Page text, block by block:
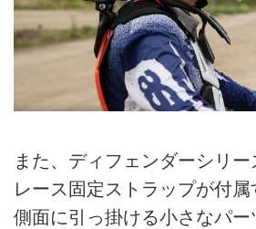
また、ディフェンダーシリ
レース固定ストラップが付属
側面に引っ掛ける小さなパー